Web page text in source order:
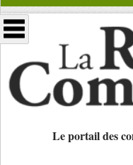
Le portail des